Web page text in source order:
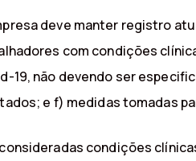
deve manter registro
com condições
19, não devendo ser
e f) medidas tomadas
condições